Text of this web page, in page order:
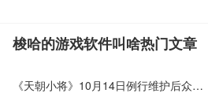
梭哈的游戏软件叫啥热门文章
《天朝小将》10月14日例行维护后众多精彩活动